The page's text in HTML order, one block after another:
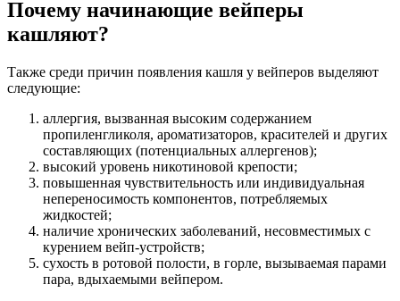
Почему начинающие вейперы
кашляют?
Также среди причин появления кашля у вейперов выделяют
следующие:
аллергия, вызванная высоким содержанием
пропиленгликоля, ароматизаторов, красителей и других
составляющих (потенциальных аллергенов);
высокий уровень никотиновой крепости;
повышенная чувствительность или индивидуальная
непереносимость компонентов, потребляемых
жидкостей;
наличие хронических заболеваний, несовместимых с
курением вейп-устройств;
сухость в ротовой полости, в горле, вызываемая парами
пара, вдыхаемыми вейпером.